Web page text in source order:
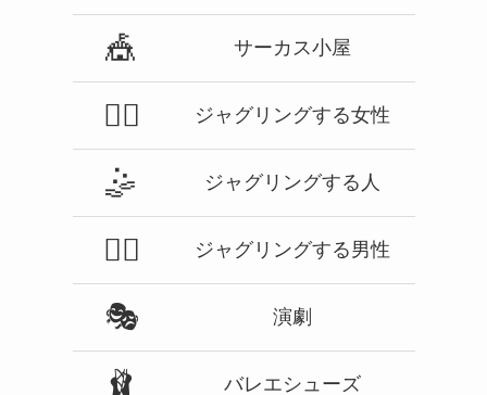
🎪 サーカス小屋
🤹‍♀️ ジャグリングする女性
🤹 ジャグリングする人
🤹‍♂️ ジャグリングする男性
🎭 演劇
🩰 バレエシューズ